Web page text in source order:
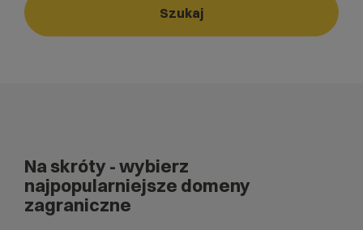
Szukaj
Na skróty - wybierz
najpopularniejsze domeny
zagraniczne